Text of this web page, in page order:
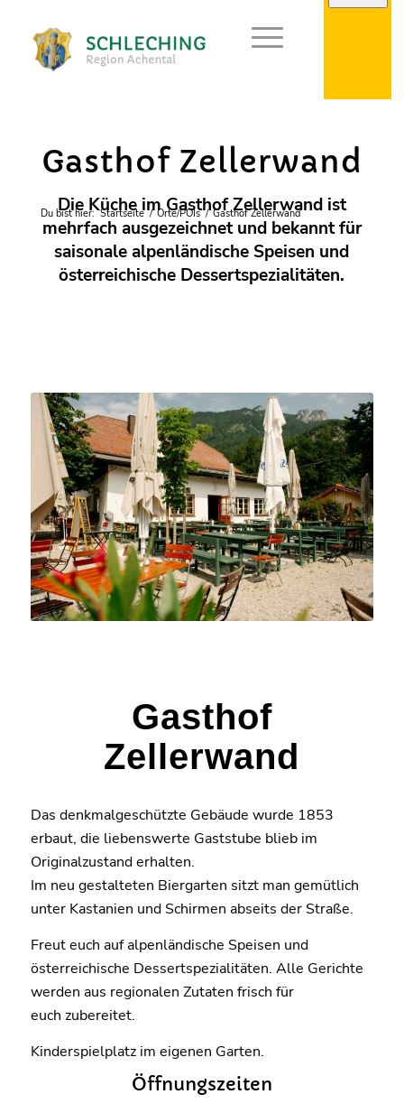
Du bist hier: Startseite / Orte/POIs / Gasthof Zellerwand
Gasthof Zellerwand
Die Küche im Gasthof Zellerwand ist
mehrfach ausgezeichnet und bekannt für
saisonale alpenländische Speisen und
österreichische Dessertspezialitäten.
Gasthof
Zellerwand
Das denkmalgeschützte Gebäude wurde 1853
erbaut, die liebenswerte Gaststube blieb im
Originalzustand erhalten.
Im neu gestalteten Biergarten sitzt man gemütlich
unter Kastanien und Schirmen abseits der Straße.
Freut euch auf alpenländische Speisen und
österreichische Dessertspezialitäten. Alle Gerichte
werden aus regionalen Zutaten frisch für
euch zubereitet.
Kinderspielplatz im eigenen Garten.
Öffnungszeiten